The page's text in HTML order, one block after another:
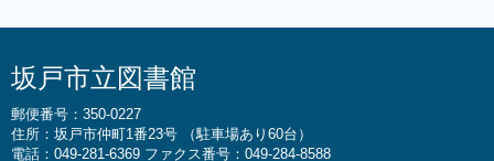
坂戸市立図書館
郵便番号：350-0227
住所：坂戸市仲町1番23号 （駐車場あり60台）
電話：049-281-6369 ファクス番号：049-284-8588